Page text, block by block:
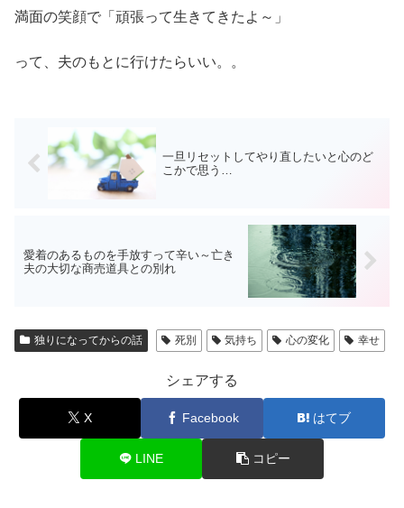
満面の笑顔で「頑張って生きてきたよ～」
って、夫のもとに行けたらいい。。
一旦リセットしてやり直したいと心のど
こかで思う…
愛着のあるものを手放すって辛い～亡き
夫の大切な商売道具との別れ
独りになってからの話 死別 気持ち 心の変化 幸せ
シェアする
X Facebook はてブ
LINE コピー